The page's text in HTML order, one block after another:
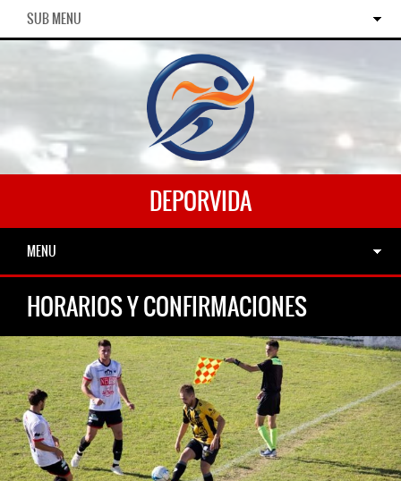
SUB MENU
DEPORVIDA
MENU
HORARIOS Y CONFIRMACIONES